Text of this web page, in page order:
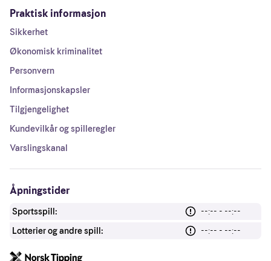
Praktisk informasjon
Sikkerhet
Økonomisk kriminalitet
Personvern
Informasjonskapsler
Tilgjengelighet
Kundevilkår og spilleregler
Varslingskanal
Åpningstider
Sportsspill:
--:-- - --:--
Lotterier og andre spill:
--:-- - --:--